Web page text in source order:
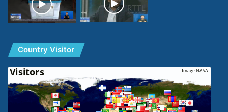
Country Visitor